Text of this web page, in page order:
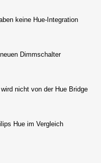
keine Hue-Integration
Dimmschalter
nicht von der Hue Bridge
Hue im Vergleich